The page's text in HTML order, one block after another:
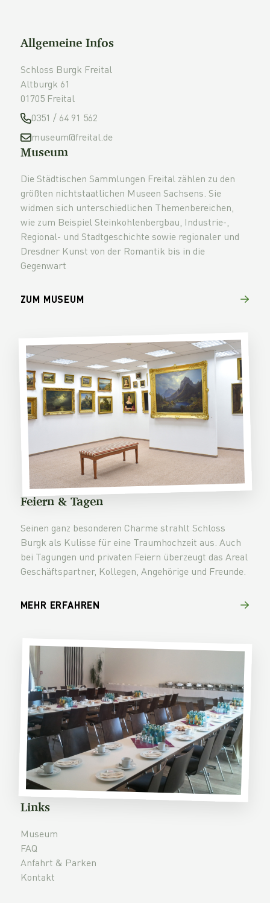
Allgemeine Infos
Schloss Burgk Freital
Altburgk 61
01705 Freital
0351 / 64 91 562
museum@freital.de
Museum
Die Städtischen Sammlungen Freital zählen zu den
größten nichtstaatlichen Museen Sachsens. Sie
widmen sich unterschiedlichen Themenbereichen,
wie zum Beispiel Steinkohlenbergbau, Industrie-,
Regional- und Stadtgeschichte sowie regionaler und
Dresdner Kunst von der Romantik bis in die
Gegenwart
ZUM MUSEUM
Feiern & Tagen
Seinen ganz besonderen Charme strahlt Schloss
Burgk als Kulisse für eine Traumhochzeit aus. Auch
bei Tagungen und privaten Feiern überzeugt das Areal
Geschäftspartner, Kollegen, Angehörige und Freunde.
MEHR ERFAHREN
Links
Museum
FAQ
Anfahrt & Parken
Kontakt